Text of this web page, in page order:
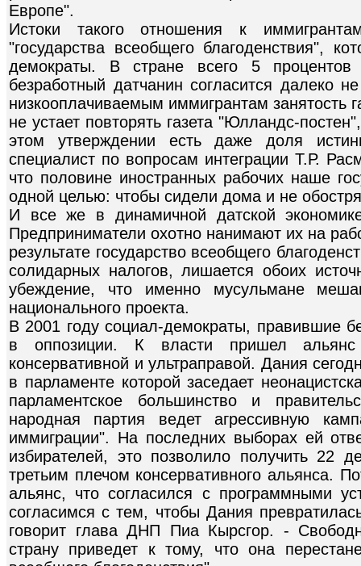
Европе".
Истоки такого отношения к
"государства всеобщего благоденствия",
демократы. В стране всего 5
безработный датчанин согласится далеко
низкооплачиваемым иммигрантам занятость
не устает повторять газета "Юлландс-
этом утверждении есть даже доля
специалист по вопросам интеграции Т.Р.
что половине иностранных рабочих наше
одной целью: чтобы сидели дома и не
И все же в динамичной датской
Предприниматели охотно нанимают их на
результате государство всеобщего
солидарных налогов, лишается обоих
убеждение, что именно мусульмане
национального проекта.
В 2001 году социал-демократы, правившие
в оппозиции. К власти пришел
консервативной и ультраправой. Дания
в парламенте которой заседает
парламентское большинство и
народная партия ведет агрессивную
иммиграции". На последних выборах ей
избирателей, это позволило получить 22
третьим плечом консервативного альянса.
альянс, что согласился с программными
согласимся с тем, чтобы Дания
говорит глава ДНП Пиа Кырсгор. -
страну приведет к тому, что она